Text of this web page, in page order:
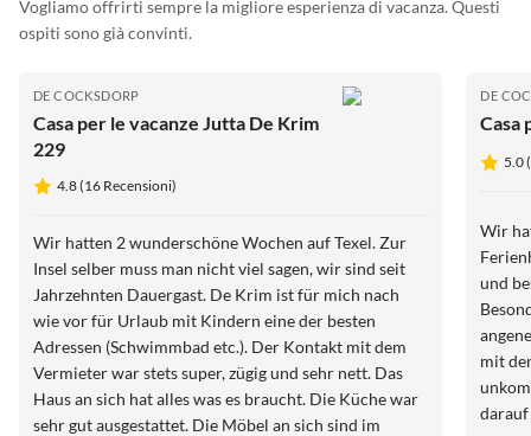
Vogliamo offrirti sempre la migliore esperienza di vacanza. Questi
ospiti sono già convinti.
DE COCKSDORP
Casa per le vacanze Jutta De Krim
229
4.8 (16 Recensioni)
Wir hatten 2 wunderschöne Wochen auf Texel. Zur
Insel selber muss man nicht viel sagen, wir sind seit
Jahrzehnten Dauergast. De Krim ist für mich nach
wie vor für Urlaub mit Kindern eine der besten
Adressen (Schwimmbad etc.). Der Kontakt mit dem
Vermieter war stets super, zügig und sehr nett. Das
Haus an sich hat alles was es braucht. Die Küche war
sehr gut ausgestattet. Die Möbel an sich sind im
DE
Casa
5.0
Wir
und
mit